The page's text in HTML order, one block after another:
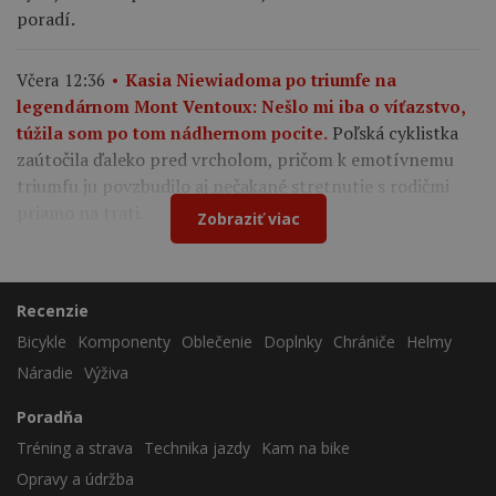
poradí.
Včera 12:36
Kasia Niewiadoma po triumfe na
legendárnom Mont Ventoux: Nešlo mi iba o víťazstvo,
túžila som po tom nádhernom pocite. Poľská cyklistka
zaútočila ďaleko pred vrcholom, pričom k emotívnemu
triumfu ju povzbudilo aj nečakané stretnutie s rodičmi
Zobraziť viac
Recenzie
Bicykle
Komponenty Oblečenie Doplnky Chrániče
Helmy
Náradie Výživa
Poradňa
Tréning a strava
Technika jazdy
Kam na bike
Opravy a údržba